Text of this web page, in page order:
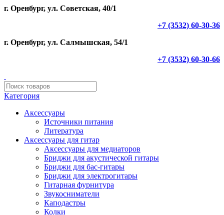
г. Оренбург, ул. Советская, 40/1
+7 (3532) 60-30-36
г. Оренбург, ул. Салмышская, 54/1
+7 (3532) 60-30-66
Категория
Аксессуары
Источники питания
Литература
Аксессуары для гитар
Аксессуары для медиаторов
Бриджи для акустической гитары
Бриджи для бас-гитары
Бриджи для электрогитары
Гитарная фурнитура
Звукосниматели
Каподастры
Колки